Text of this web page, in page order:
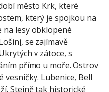
město Krk, které
který je spojkou na
na lesy obklopené
se zajímavě
v zátoce, s
přímo u moře. Ostrov
vesničky. Lubenice, Bell
Stejně tak historické